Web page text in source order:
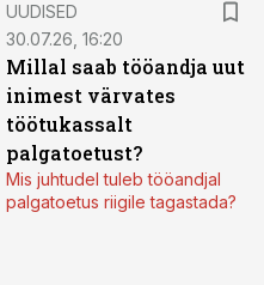
UUDISED
30.07.26, 16:20
Millal saab tööandja uut
inimest värvates
töötukassalt
palgatoetust?
Mis juhtudel tuleb tööandjal
palgatoetus riigile tagastada?